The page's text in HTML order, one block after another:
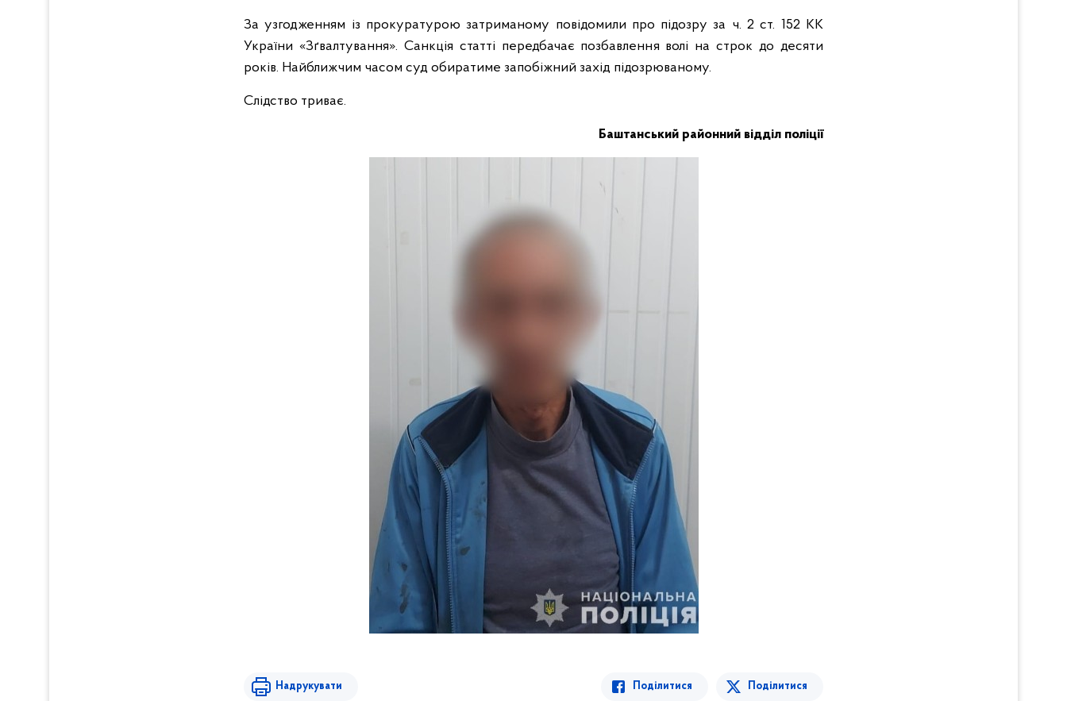
За узгодженням із прокуратурою затриманому повідомили про підозру за ч. 2 ст. 152 КК
України «Зґвалтування». Санкція статті передбачає позбавлення волі на строк до десяти
років. Найближчим часом суд обиратиме запобіжний захід підозрюваному.
Слідство триває.
Баштанський районний відділ поліції
Надрукувати Поділитися Поділитися